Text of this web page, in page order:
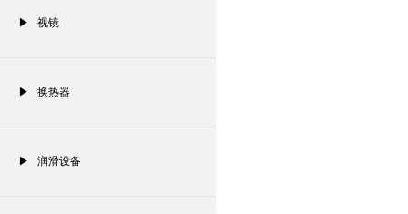
▶ 视镜
▶ 换热器
▶ 润滑设备